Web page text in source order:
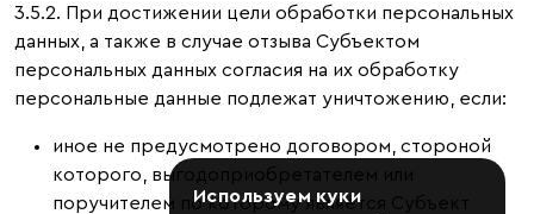
3.5.2. При достижении цели обработки персональных
данных, а также в случае отзыва Субъектом
персональных данных согласия на их обработку
персональные данные подлежат уничтожению, если:
иное не предусмотрено договором, стороной
которого, выгодоприобретателем или
поручителем по которому является Субъект
Используем куки